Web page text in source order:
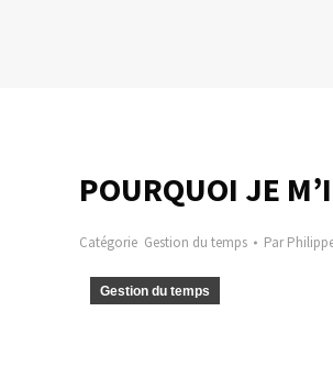
POURQUOI JE
Catégorie Gestion du temps Par
Gestion du temps